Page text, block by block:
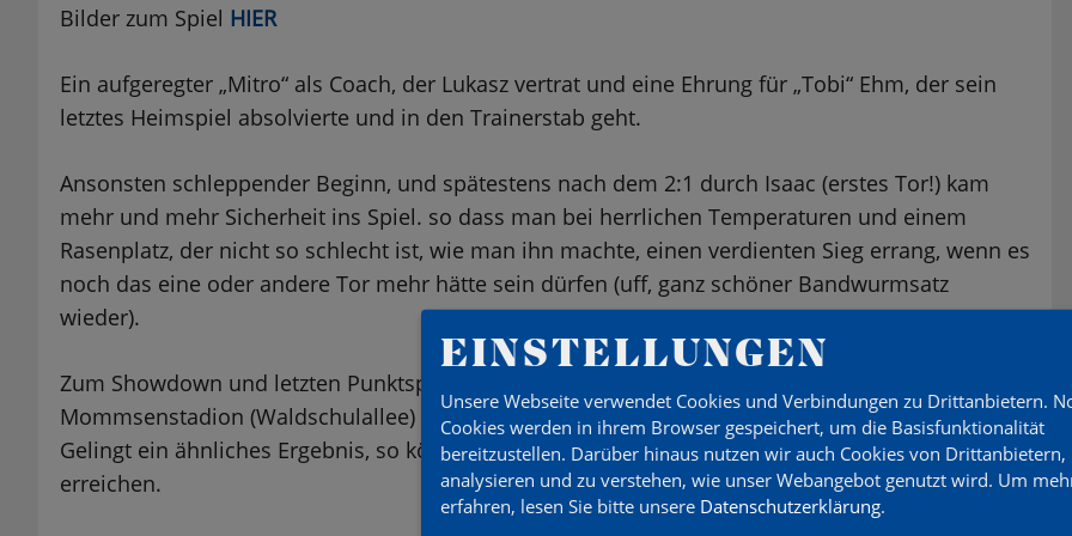
Bilder zum Spiel HIER
Ein aufgeregter „Mitro“ als Coach, der Lukasz vertrat und eine Ehrung für „Tobi“ Ehm, der sein
letztes Heimspiel absolvierte und in den Trainerstab geht.
Ansonsten schleppender Beginn, und spätestens nach dem 2:1 durch Isaac (erstes Tor!) kam
mehr und mehr Sicherheit ins Spiel. so dass man bei herrlichen Temperaturen und einem
Rasenplatz, der nicht so schlecht ist, wie man ihn machte, einen verdienten Sieg errang, wenn es
noch das eine oder andere Tor mehr hätte sein dürfen (uff, ganz schöner Bandwurmsatz
wieder).
Zum Showdown und letzten Punktspiel geht es bereits am Mittwoch um 19.30 h ins
Mommsenstadion (Waldschulallee) zum SC Charlottenburg, wo im Hinspiel ein 3:0-Sieg gelang.
Gelingt ein ähnliches Ergebnis, so können wir tatsächlich einen einstelligen Tabellenplatz
erreichen.
EINSTELLUNGEN
Unsere Webseite verwendet Cookies und Verbindungen zu Drittanbietern.
Cookies werden in ihrem Browser gespeichert, um die Basisfunktionalität
bereitzustellen. Darüber hinaus nutzen wir auch Cookies von Drittanbietern,
analysieren und zu verstehen, wie unser Webangebot genutzt wird. Um
erfahren, lesen Sie bitte unsere Datenschutzerklärung.